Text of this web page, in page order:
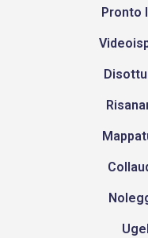
Pronto